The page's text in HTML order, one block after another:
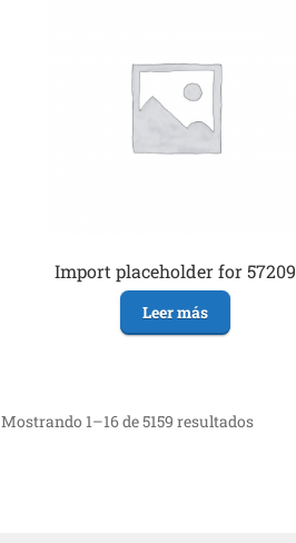
Import placeholder for 57209
Leer más
Mostrando 1–16 de 5159 resultados